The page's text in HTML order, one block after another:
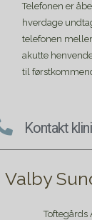
Telefonen er
hverdage
telefonen
akutte
til
Kontakt
Valby
Toftegårds